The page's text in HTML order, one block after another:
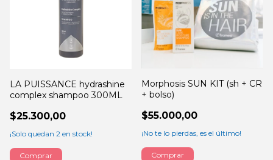
LA PUISSANCE hydrashine
complex shampoo 300ML
$25.300,00
¡Solo quedan 2 en stock!
Morphosis SUN KIT (sh + CR
+ bolso)
$55.000,00
¡No te lo pierdas, es el último!